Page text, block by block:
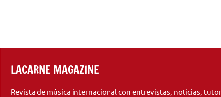
LACARNE MAGAZINE
Revista de música internacional con entrevistas, noticias,